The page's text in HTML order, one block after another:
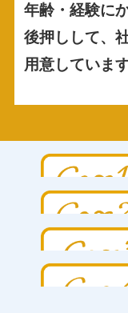
年齢・経験に
後押しして、
用意しています